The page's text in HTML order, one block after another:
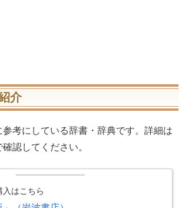
介
考にしている辞書・辞典です。詳細は
認してください。
はこちら